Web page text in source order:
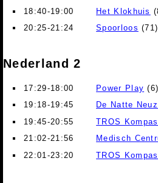
18:40-19:00
Het Klokhuis
20:25-21:24
Spoorloos (71)
Nederland 2
17:29-18:00 Power Play (6)
19:18-19:45
De Natte
19:45-20:55
TROS
21:02-21:56
Medisch
22:01-23:20
TROS